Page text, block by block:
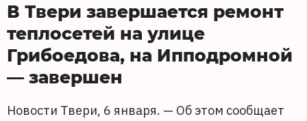
В Твери завершается ремонт
теплосетей на улице
Грибоедова, на Ипподромной
— завершен
Новости Твери, 6 января. — Об этом сообщает